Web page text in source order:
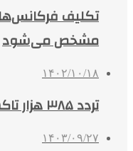
مشخص می‌شود
۱۴۰۲/۱۰/۱۸
تردد ۳۸۵ هزار تاکسی فرسوده در کشور
۱۴۰۳/۰۹/۲۷